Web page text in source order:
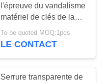
l'épreuve du vandalisme
matériel de clés de la
borne 20 du clavier 9
d'acier inoxydable
To be quoted MOQ:1pcs
LE CONTACT
Serrure transparente de